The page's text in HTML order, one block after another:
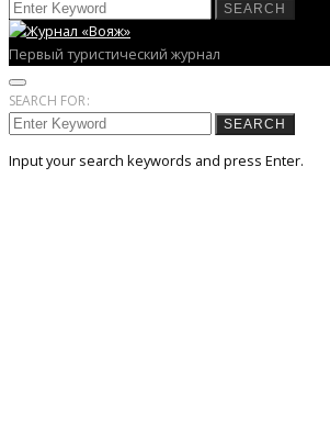
SEARCH
Первый туристический журнал
SEARCH FOR:
SEARCH
Input your search keywords and press Enter.